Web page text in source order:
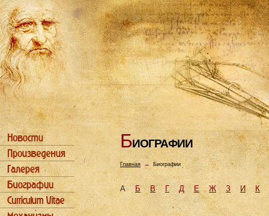
БИОГРАФИИ
Главная→ Биографии
АБ В Г Д Е Ж З И К